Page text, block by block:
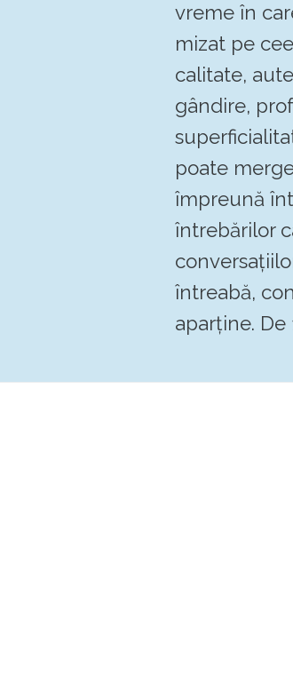
vreme în
mizat pe
calitate,
gândire,
poate
împreună
întrebărilor
întreabă,
aparține. De